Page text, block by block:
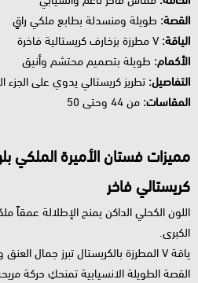
القصة: طويلة ومنسدلة بطابع ملكي راقٍ
الياقة:
الأكمام: طويلة بتصميم محتشم وأنيق
التفاصيل: تطريز كريستالي يدوي على الجزء
المقاسات: من 44 وحتى 50
مميزات فستان الأميرة الملكي
كريستالي فاخر
اللون الكحلي الداكن يمنح الإطلالة عمقاً
الكبرى.
ياقة V المطرزة بالكريستال تبرز جمال العنق وتمنح الجزء العلوي بريقاً راقياً.
القصة الطويلة الانسيابية تمنحكِ حركة